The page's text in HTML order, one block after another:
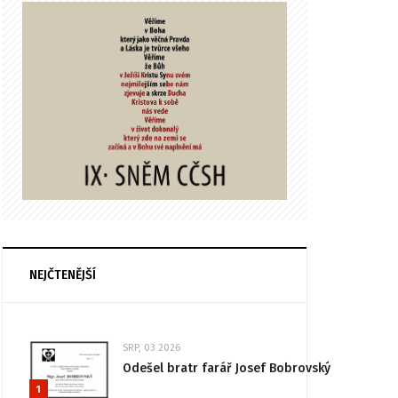
NEJČTENĚJŠÍ
1
SRP, 03 2026
Odešel bratr farář Josef Bobrovský